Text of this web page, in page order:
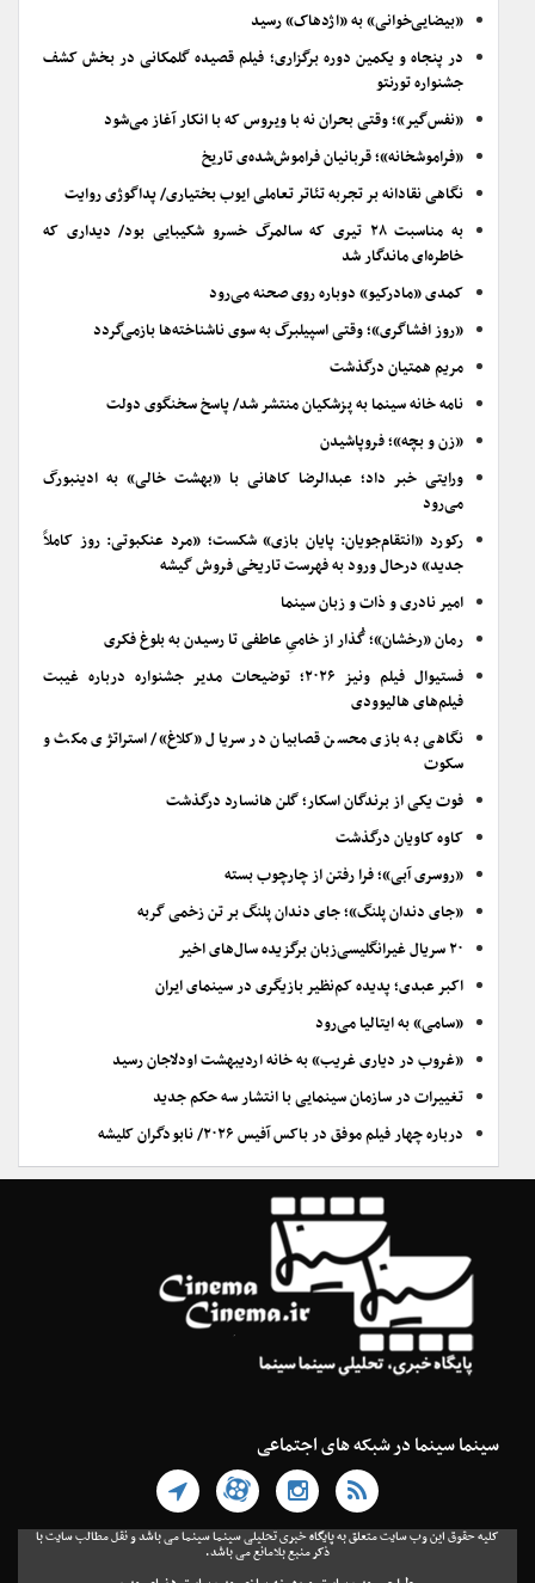
«بیضایی‌خوانی» به «اژدهاک» رسید
در پنجاه و یکمین دوره برگزاری؛ فیلم قصیده گلمکانی در بخش کشف
جشنواره تورنتو
«نفس‌گیر»؛ وقتی بحران نه با ویروس که با انکار آغاز می‌شود
«فراموشخانه»؛ قربانیان فراموش‌شده‌ی تاریخ
نگاهی نقادانه بر تجربه تئاتر تعاملی ایوب بختیاری/ پداگوژی روایت
به مناسبت ۲۸ تیری که سالمرگ خسرو شکیبایی بود/ دیداری که
خاطره‌ای ماندگار شد
کمدی «مادرکیو» دوباره روی صحنه می‌رود
«روز افشاگری»؛ وقتی اسپیلبرگ به سوی ناشناخته‌ها بازمی‌گردد
مریم همتیان درگذشت
نامه خانه سینما به پزشکیان منتشر شد/ پاسخ سخنگوی دولت
«زن و بچه»؛ فروپاشیدن
ورایتی خبر داد؛ عبدالرضا کاهانی با «بهشت خالی» به ادینبورگ
می‌رود
رکورد «انتقام‌جویان: پایان بازی» شکست؛ «مرد عنکبوتی: روز کاملاً
جدید» درحال ورود به فهرست تاریخی فروش گیشه
امیر نادری و ذات و زبان سینما
رمان «رخشان»؛ گُذار از خامیِ عاطفی تا رسیدن به بلوغ فکری
فستیوال فیلم ونیز ۲۰۲۶؛ توضیحات مدیر جشنواره درباره غیبت
فیلم‌های هالیوودی
نگاهی به بازی محسن قصابیان در سریال «کلاغ»/ استراتژی مکث و
سکوت
فوت یکی از برندگان اسکار؛ گلن هانسارد درگذشت
کاوه کاویان درگذشت
«روسری آبی»؛ فرا رفتن از چارچوب بسته
«جای دندان پلنگ»؛ جای دندان پلنگ بر تن زخمی گربه
۲۰ سریال غیرانگلیسی‌زبان برگزیده سال‌های اخیر
اکبر عبدی؛ پدیده کم‌نظیر بازیگری در سینمای ایران
«سامی» به ایتالیا می‌رود
«غروب در دیاری غریب» به خانه اردیبهشت اودلاجان رسید
تغییرات در سازمان سینمایی با انتشار سه حکم جدید
درباره چهار فیلم موفق در باکس آفیس ۲۰۲۶/ نابودگران کلیشه
سینما سینما در شبکه های اجتماعی
کلیه حقوق این وب سایت متعلق به پایگاه خبری تحلیلی سینما سینما می باشد و نقل مطالب سایت با
ذکر منبع بلامانع می باشد.